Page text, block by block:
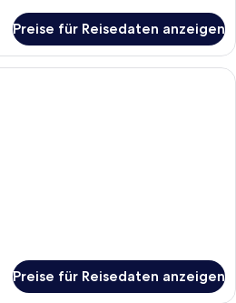
Preise für Reisedaten anzeigen
Ein ordentlich bezogenes Bett mit
Preise für Reisedaten anzeigen